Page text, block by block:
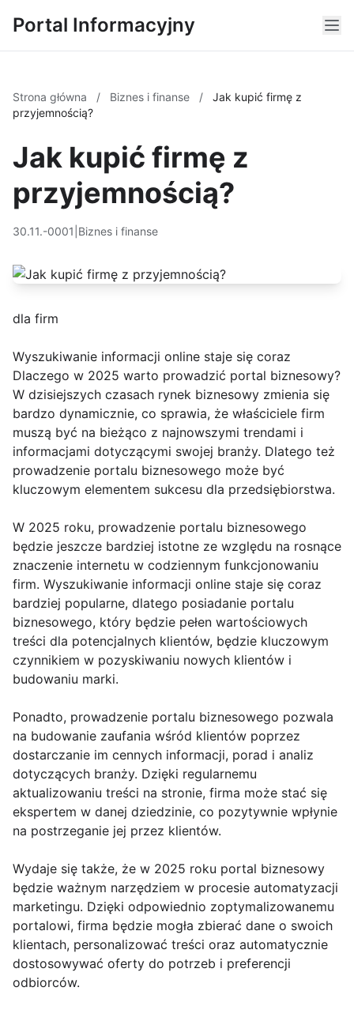
Portal Informacyjny
Strona główna / Biznes i finanse /
Jak kupić firmę z
przyjemnością?
Jak kupić firmę z
przyjemnością?
30.11.-0001 Biznes i finanse
dla firm
Wyszukiwanie informacji online staje się coraz
Dlaczego w 2025 warto prowadzić portal biznesowy?
W dzisiejszych czasach rynek biznesowy zmienia się
bardzo dynamicznie, co sprawia, że właściciele firm
muszą być na bieżąco z najnowszymi trendami i
informacjami dotyczącymi swojej branży. Dlatego też
prowadzenie portalu biznesowego może być
kluczowym elementem sukcesu dla przedsiębiorstwa.
W 2025 roku, prowadzenie portalu biznesowego
będzie jeszcze bardziej istotne ze względu na rosnące
znaczenie internetu w codziennym funkcjonowaniu
firm. Wyszukiwanie informacji online staje się coraz
bardziej popularne, dlatego posiadanie portalu
biznesowego, który będzie pełen wartościowych
treści dla potencjalnych klientów, będzie kluczowym
czynnikiem w pozyskiwaniu nowych klientów i
budowaniu marki.
Ponadto, prowadzenie portalu biznesowego pozwala
na budowanie zaufania wśród klientów poprzez
dostarczanie im cennych informacji, porad i analiz
dotyczących branży. Dzięki regularnemu
aktualizowaniu treści na stronie, firma może stać się
ekspertem w danej dziedzinie, co pozytywnie wpłynie
na postrzeganie jej przez klientów.
Wydaje się także, że w 2025 roku portal biznesowy
będzie ważnym narzędziem w procesie automatyzacji
marketingu. Dzięki odpowiednio zoptymalizowanemu
portalowi, firma będzie mogła zbierać dane o swoich
klientach, personalizować treści oraz automatycznie
dostosowywać oferty do potrzeb i preferencji
odbiorców.